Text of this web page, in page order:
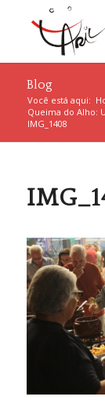
Blog
Você está aqui:
Queima do Alho:
IMG_1408